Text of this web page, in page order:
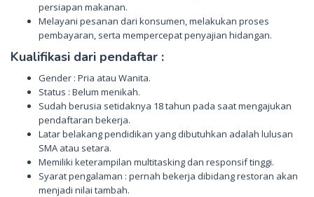
persiapan makanan.
Melayani pesanan dari konsumen, melakukan proses
pembayaran, serta mempercepat penyajian hidangan.
Kualifikasi dari pendaftar :
Gender : Pria atau Wanita.
Status : Belum menikah.
Sudah berusia setidaknya 18 tahun pada saat mengajukan
pendaftaran bekerja.
Latar belakang pendidikan yang dibutuhkan adalah lulusan
SMA atau setara.
Memiliki keterampilan multitasking dan responsif tinggi.
Syarat pengalaman : pernah bekerja dibidang restoran akan
menjadi nilai tambah.